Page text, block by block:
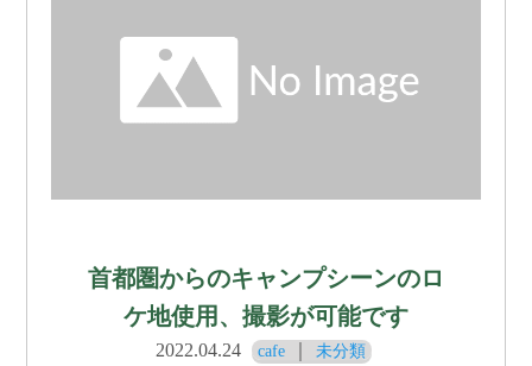
首都圏からのキャンプシーンのロ
ケ地使用、撮影が可能です
2022.04.24 cafe 未分類